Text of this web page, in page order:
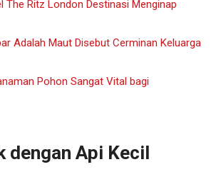
The Ritz London Destinasi Menginap
Adalah Maut Disebut Cerminan Keluarga
Pohon Sangat Vital bagi
dengan Api Kecil